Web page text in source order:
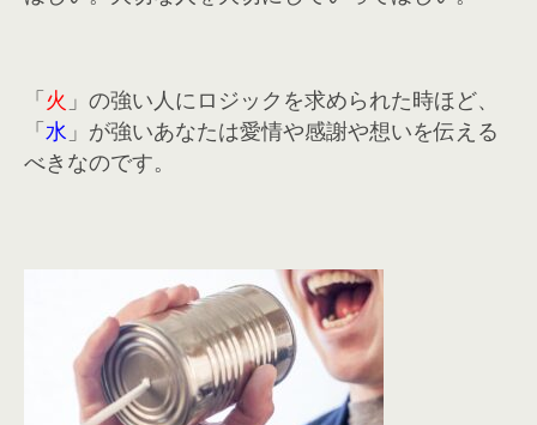
「火 」の強い人にロジックを求められた時ほど、
「水 」が強いあなたは愛情や感謝や想いを伝える
べきなのです。